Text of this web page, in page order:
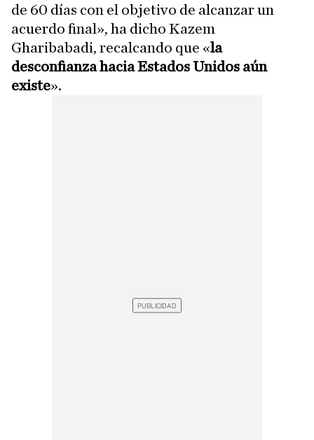
de 60 días con el objetivo de alcanzar un
acuerdo final», ha dicho Kazem
Gharibabadi, recalcando que «la
desconfianza hacia Estados Unidos aún
existe».